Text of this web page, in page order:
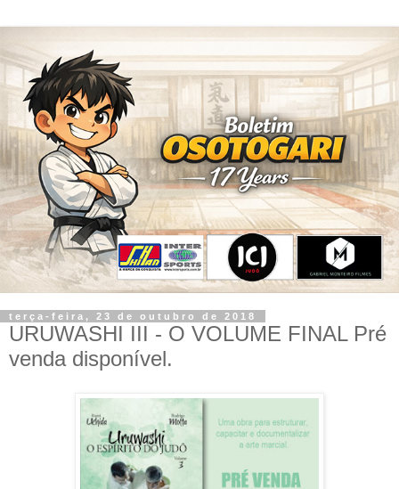
terça-feira, 23 de outubro de 2018
URUWASHI III - O VOLUME FINAL Pré
venda disponível.